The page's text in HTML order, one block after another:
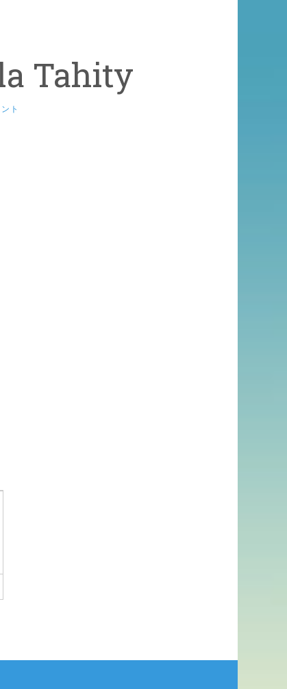
Tahity
ト